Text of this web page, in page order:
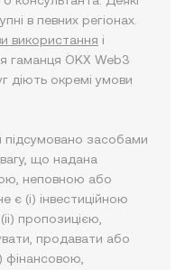
в певних регіонах.
використання і
гаманця OKX Web3
діють окремі умови
підсумовано засобами
що надана
неповною або
є (i) інвестиційною
пропозицією,
продавати або
фінансовою,